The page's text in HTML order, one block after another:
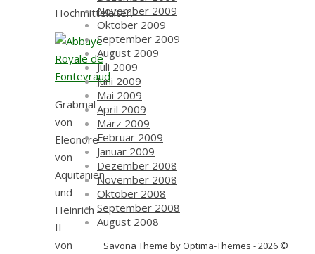
Hochmittelalter.
Grabmal
von
Eleonore
von
Aquitanien
und
Heinrich
II
von
November 2009
Oktober 2009
September 2009
August 2009
Juli 2009
Juni 2009
Mai 2009
April 2009
März 2009
Februar 2009
Januar 2009
Dezember 2008
November 2008
Oktober 2008
September 2008
August 2008
Savona Theme by Optima-Themes - 2026 ©